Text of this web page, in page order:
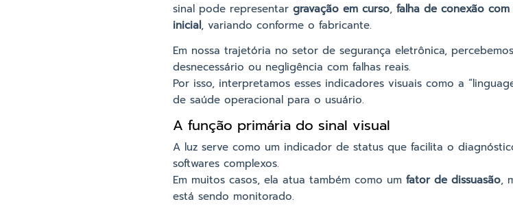
sinal pode representar gravação em curso, falha de conexão
inicial, variando conforme o fabricante.
Em nossa trajetória no setor de segurança eletrônica,
desnecessário ou negligência com falhas reais.
Por isso, interpretamos esses indicadores visuais como a
de saúde operacional para o usuário.
A função primária do sinal visual
A luz serve como um indicador de status que facilita o
softwares complexos.
Em muitos casos, ela atua também como um fator de dissuasão,
está sendo monitorado.